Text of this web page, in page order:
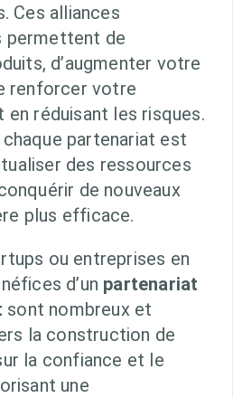
Ces alliances
permettent de
d’augmenter votre
renforcer votre
réduisant les risques.
chaque partenariat est
des ressources
de nouveaux
plus efficace.
ou entreprises en
d’un partenariat
sont nombreux et
la construction de
la confiance et le
une